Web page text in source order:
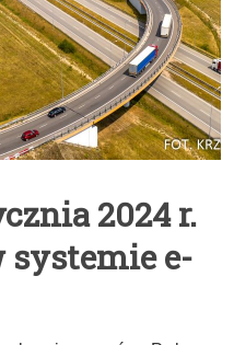
2024 r.
e-